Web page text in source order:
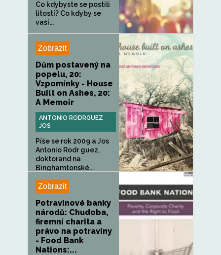
Co kdybyste se postili
lítostí? Co kdyby se
vaši...
Zobrazit
Dům postavený na
popelu, 20:
Vzpomínky - House
Built on Ashes, 20:
A Memoir
ANTONIO RODRGUEZ
JOS
Píše se rok 2009 a Jos
Antonio Rodr guez,
doktorand na
Binghamtonské...
Zobrazit
Potravinové banky
národů: Chudoba,
firemní charita a
právo na potraviny
- Food Bank
Nations:...